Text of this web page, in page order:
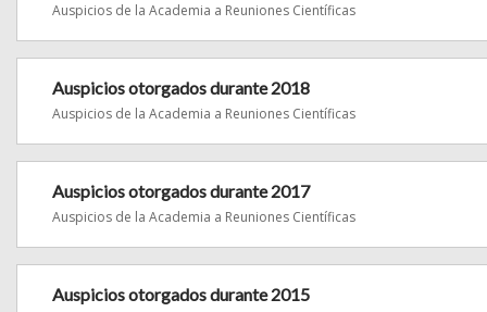
Auspicios de la Academia a Reuniones Científicas
Auspicios otorgados durante 2018
Auspicios de la Academia a Reuniones Científicas
Auspicios otorgados durante 2017
Auspicios de la Academia a Reuniones Científicas
Auspicios otorgados durante 2015